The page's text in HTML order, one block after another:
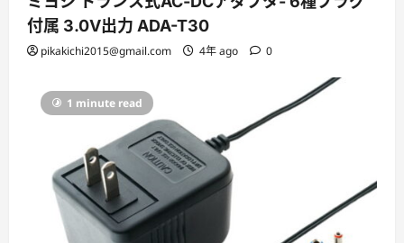
付属 3.0V出力 ADA-T30
pikakichi2015@gmail.com 4年 ago 0
1 minute read